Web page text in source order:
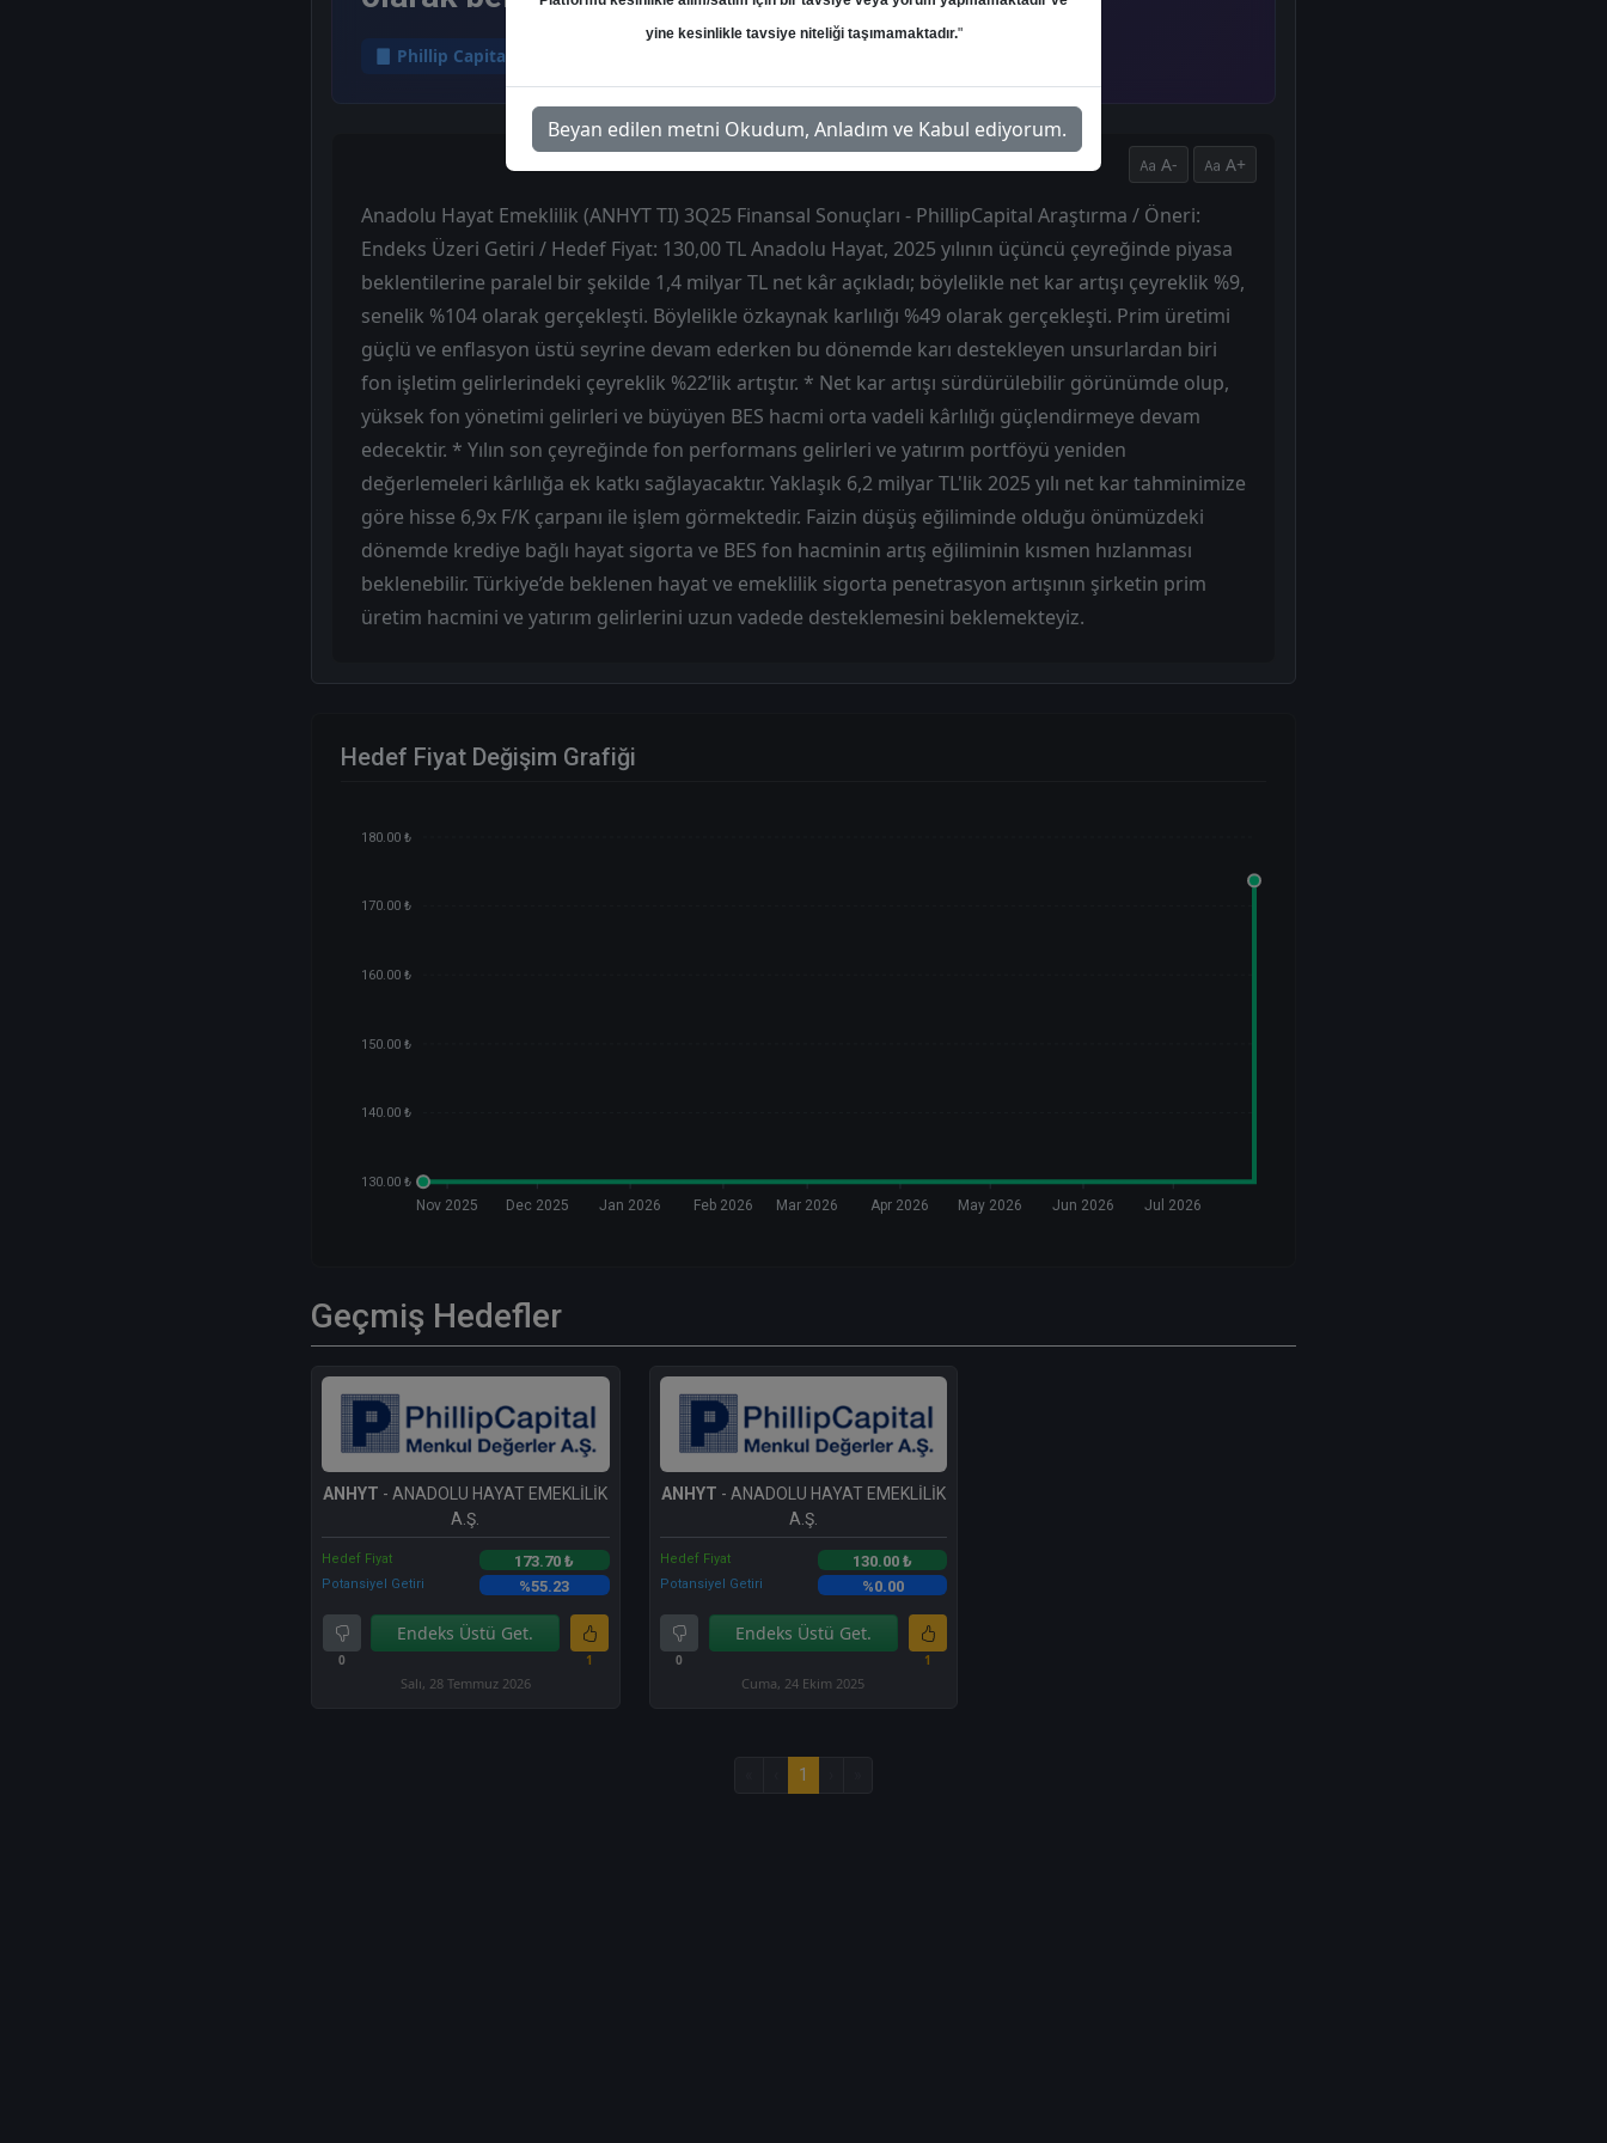
Phillip Capital
A- A+
Anadolu Hayat Emeklilik (ANHYT TI) 3Q25 Finansal Sonuçları - PhillipCapital Araştırma / Öneri:
Endeks Üzeri Getiri / Hedef Fiyat: 130,00 TL Anadolu Hayat, 2025 yılının üçüncü çeyreğinde piyasa
beklentilerine paralel bir şekilde 1,4 milyar TL net kâr açıkladı; böylelikle net kar artışı çeyreklik %9,
senelik %104 olarak gerçekleşti. Böylelikle özkaynak karlılığı %49 olarak gerçekleşti. Prim üretimi
güçlü ve enflasyon üstü seyrine devam ederken bu dönemde karı destekleyen unsurlardan biri
fon işletim gelirlerindeki çeyreklik %22’lik artıştır. * Net kar artışı sürdürülebilir görünümde olup,
yüksek fon yönetimi gelirleri ve büyüyen BES hacmi orta vadeli kârlılığı güçlendirmeye devam
edecektir. * Yılın son çeyreğinde fon performans gelirleri ve yatırım portföyü yeniden
değerlemeleri kârlılığa ek katkı sağlayacaktır. Yaklaşık 6,2 milyar TL'lik 2025 yılı net kar tahminimize
göre hisse 6,9x F/K çarpanı ile işlem görmektedir. Faizin düşüş eğiliminde olduğu önümüzdeki
dönemde krediye bağlı hayat sigorta ve BES fon hacminin artış eğiliminin kısmen hızlanması
beklenebilir. Türkiye’de beklenen hayat ve emeklilik sigorta penetrasyon artışının şirketin prim
üretim hacmini ve yatırım gelirlerini uzun vadede desteklemesini beklemekteyiz.
Hedef Fiyat Değişim Grafiği
180.00 ₺
170.00 ₺
160.00 ₺
150.00 ₺
140.00 ₺
130.00 ₺
Nov 2025 Dec 2025 Jan 2026 Feb 2026 Mar 2026 Apr 2026 May 2026 Jun 2026 Jul 2026
Geçmiş Hedefler
ANHYT - ANADOLU HAYAT EMEKLİLİK
A.Ş.
Hedef Fiyat 173.70 ₺
Potansiyel Getiri %55.23
0
Endeks Üstü Get.
1
Salı, 28 Temmuz 2026
ANHYT - ANADOLU HAYAT EMEKLİLİK
A.Ş.
Hedef Fiyat 130.00 ₺
Potansiyel Getiri %0.00
0
Endeks Üstü Get.
1
Cuma, 24 Ekim 2025
1
yine kesinlikle tavsiye niteliği taşımamaktadır."
Beyan edilen metni Okudum, Anladım ve Kabul ediyorum.